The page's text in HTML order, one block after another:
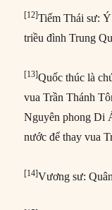
[12]Tiếm Thái sư:
triều đình Trung
[13]Quốc thúc là
vua Trần Thánh
Nguyên phong Di
nước để thay vua
[14]Vương sư: